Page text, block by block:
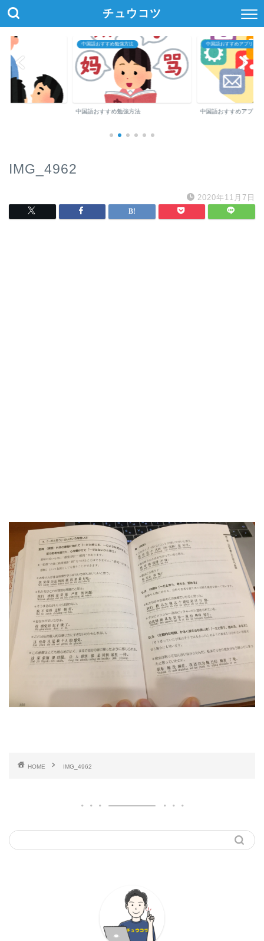
チュウコツ
中国語おすすめ勉強方法
中国語おすすめ勉強方法
中国語おすすめアプリ・参
中国語おすすめアプリ
IMG_4962
2020年11月7日
HOME IMG_4962